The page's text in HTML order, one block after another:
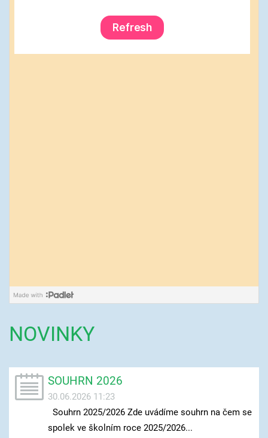
NOVINKY
SOUHRN 2026
30.06.2026 11:23
Souhrn 2025/2026 Zde uvádíme souhrn na čem se
spolek ve školním roce 2025/2026...